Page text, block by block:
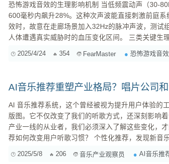
恐怖游戏音效的生理影响机制 当低频震动声（30-80Hz）突然出现时，玩家的皮肤电导率会在400-
600毫秒内飙升28%。这种次声波能直接刺激前庭
效时，故意在走廊场景加入32Hz的脉冲声波，测
人体遭遇真实威胁时的血压变化区间。 三类关键生理指标的应用 皮肤电反应（GSR）监控 在《层
2025/4/24 354 FearMaster 恐怖游戏音效
AI音乐推荐重塑产业格局？唱片公司
AI 音乐推荐系统，这个曾经被视为提升用户体验的
版图。它不仅改变了我们的听歌方式，还深刻影响
产业一线的从业者，我们必须深入了解这些变化，才能
荐如何改变用户听歌习惯？ 个性化推荐，发现新音乐的利器 传统的音乐发现方式，比如电台、杂
甚至情绪状态，精准地推...
2025/5/8 206 音乐产业观察员 AI音乐推